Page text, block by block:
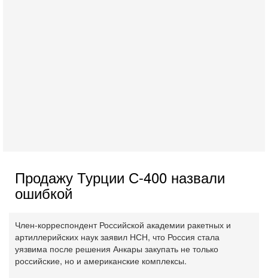
Продажу Турции С-400 назвали
ошибкой
Член-корреспондент Российской академии ракетных и
артиллерийских наук заявил НСН, что Россия стала
уязвима после решения Анкары закупать не только
российские, но и американские комплексы.